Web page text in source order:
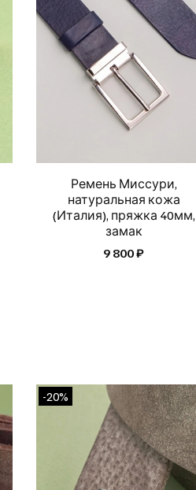
Ремень Миссури,
натуральная кожа
(Италия), пряжка 40мм,
замак
9 800 ₽
-20%